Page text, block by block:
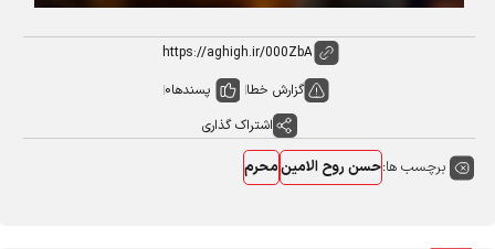
گزارش خطا پسندها0
اشتراک گذاری
برچسب ها:حسن روح الامینمحرم